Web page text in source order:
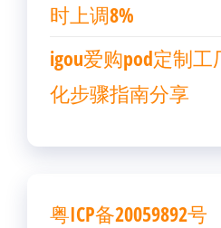
时上调8%
igou爱购pod定制
化步骤指南分享
粤ICP备20059892号